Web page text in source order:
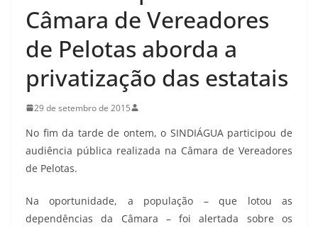
Câmara de Vereadores
de Pelotas aborda a
privatização das estatais
29 de setembro de 2015
No fim da tarde de ontem, o SINDIÁGUA participou de
audiência pública realizada na Câmara de Vereadores
de Pelotas.
Na oportunidade, a população – que lotou as
dependências da Câmara – foi alertada sobre os